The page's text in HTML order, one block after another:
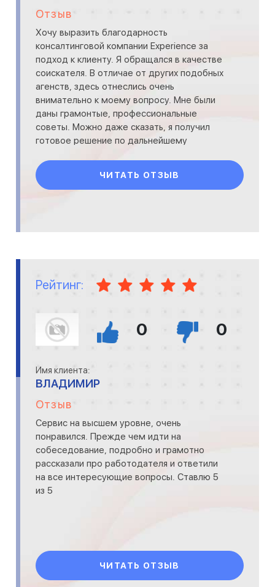
Отзыв
Хочу выразить благодарность
консалтинговой компании Experience за
подход к клиенту. Я обращался в качестве
соискателя. В отличае от других подобных
агенств, здесь отнеслись очень
внимательно к моему вопросу. Мне были
даны грамонтые, профессиональные
советы. Можно даже сказать, я получил
готовое решение по дальнейшему
большой опыт, п
ЧИТАТЬ ОТЗЫВ
Рейтинг:
0 0
Имя клиента:
ВЛАДИМИР
Отзыв
Сервис на высшем уровне, очень
понравился. Прежде чем идти на
собеседование, подробно и грамотно
рассказали про работодателя и ответили
на все интересующие вопросы. Ставлю 5
из 5
ЧИТАТЬ ОТЗЫВ